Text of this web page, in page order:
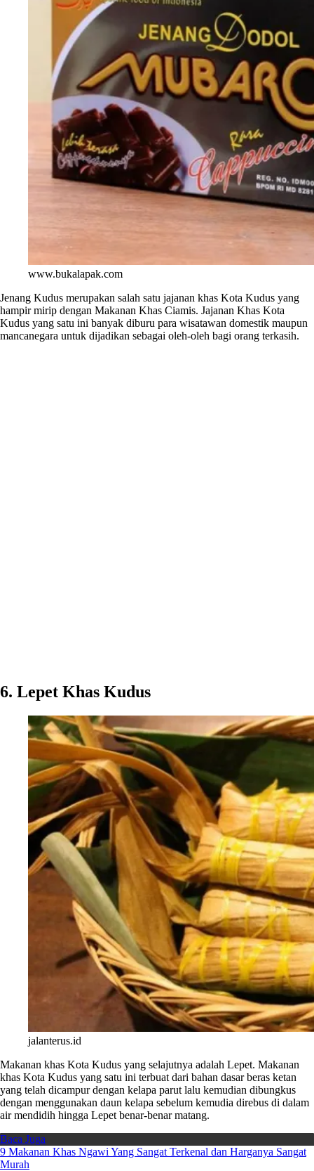
www.bukalapak.com
Jenang Kudus merupakan salah satu jajanan khas Kota Kudus yang
hampir mirip dengan Makanan Khas Ciamis. Jajanan Khas Kota
Kudus yang satu ini banyak diburu para wisatawan domestik maupun
mancanegara untuk dijadikan sebagai oleh-oleh bagi orang terkasih.
6. Lepet Khas Kudus
jalanterus.id
Makanan khas Kota Kudus yang selajutnya adalah Lepet. Makanan
khas Kota Kudus yang satu ini terbuat dari bahan dasar beras ketan
yang telah dicampur dengan kelapa parut lalu kemudian dibungkus
dengan menggunakan daun kelapa sebelum kemudia direbus di dalam
air mendidih hingga Lepet benar-benar matang.
Baca Juga
9 Makanan Khas Ngawi Yang Sangat Terkenal dan Harganya Sangat
Murah